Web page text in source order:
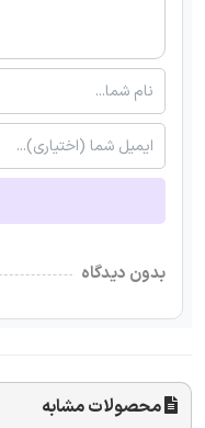
بدون دیدگاه
محصولات مشابه